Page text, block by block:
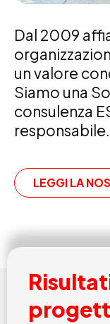
Dal 2009
un valore
Siamo una
consulenza
responsabile.
LEGGI LA